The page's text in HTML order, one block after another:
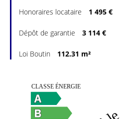
Honoraires locataire 1 495 €
Dépôt de garantie 3 114 €
Loi Boutin 112.31 m²